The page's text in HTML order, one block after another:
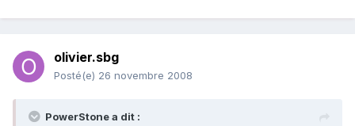
olivier.sbg
Posté(e) 26 novembre 2008
PowerStone a dit :